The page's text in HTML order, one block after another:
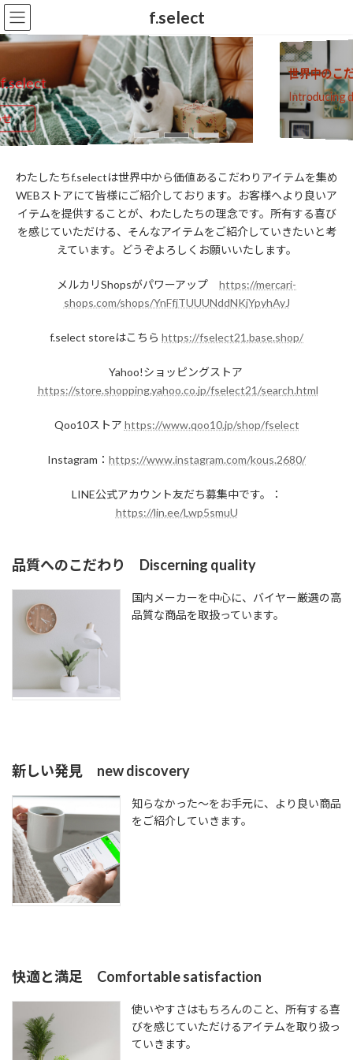
コ
ン
テ
ン
へ
ス
キ
ッ
プ
ナ
ビ
ゲ
ー
ョ
ン
に
移
動
f.select
世界中のこだわ
Introducing
わたしたちf.selectは世界中から価値あるこだわりアイテムを集め
WEBストアにて皆様にご紹介しております。お客様へより良いア
イテムを提供することが、わたしたちの理念です。所有する喜び
を感じていただける、そんなアイテムをご紹介していきたいと考
えています。どうぞよろしくお願いいたします。
メルカリShopsがパワーアップ https://mercari-
shops.com/shops/YnFfjTUUUNddNKjYpyhAyJ
f.select storeはこちら https://fselect21.base.shop/
Yahoo!ショッピングストア
https://store.shopping.yahoo.co.jp/fselect21/search.html
Qoo10ストア https://www.qoo10.jp/shop/fselect
Instagram： https://www.instagram.com/kous.2680/
LINE公式アカウント友だち募集中です。：
https://lin.ee/Lwp5smuU
品質へのこだわり Discerning quality
国内メーカーを中心に、バイヤー厳選の高
品質な商品を取扱っています。
新しい発見 new discovery
知らなかった～をお手元に、より良い商品
をご紹介していきます。
快適と満足 Comfortable satisfaction
使いやすさはもちろんのこと、所有する喜
びを感じていただけるアイテムを取り扱っ
ていきます。